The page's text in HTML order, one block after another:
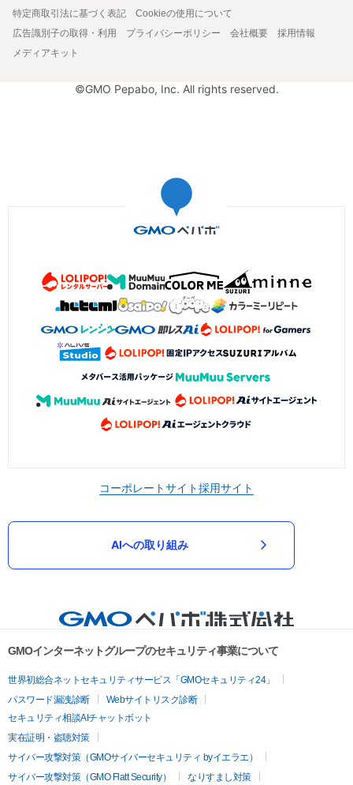
特定商取引法に基づく表記
Cookieの使用について
広告識別子の取得・利用
プライバシーポリシー 会社概要
採用情報
メディアキット
©GMO Pepabo, Inc. All rights reserved.
コーポレートサイト採用サイト
AIへの取り組み
GMOインターネットグループのセキュリティ事業について
世界初総合ネットセキュリティサービス「GMOセキュリティ24」
パスワード漏洩診断
Webサイトリスク診断
セキュリティ相談AIチャットボット
実在証明・盗聴対策
サイバー攻撃対策（GMOサイバーセキュリティ byイエラエ）
サイバー攻撃対策（GMO Flatt Security）
なりすまし対策